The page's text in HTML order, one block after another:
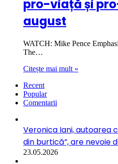
pro-viață și
august
WATCH: Mike Pence
The…
Citește mai mult »
Recent
Popular
Comentarii
Veronica Iani, autoarea
din burtică”, are nevoie
23.05.2026